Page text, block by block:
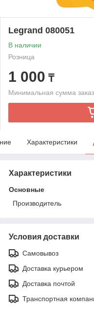
Legrand 080051
В наличии
Розница
1 000 ₸
Минимальная сумма
Характеристики
Характеристики
Основные
Производитель
Условия доставки
Самовывоз
Доставка курьером
Доставка почтой
Транспортная